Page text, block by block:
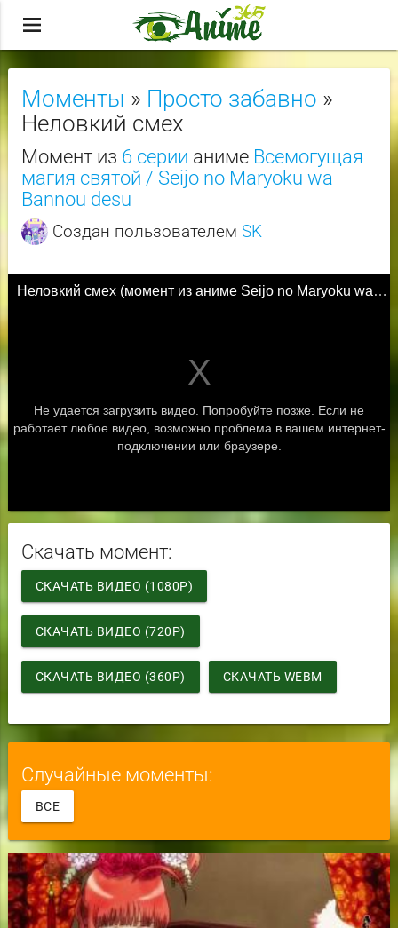
menu
Моменты » Просто забавно »
Неловкий смех
Момент из 6 серии аниме Всемогущая
магия святой / Seijo no Maryoku wa
Bannou desu
Создан пользователем SK
Скачать момент:
СКАЧАТЬ ВИДЕО (1080P)
СКАЧАТЬ ВИДЕО (720P)
СКАЧАТЬ ВИДЕО (360P) СКАЧАТЬ WEBM
Случайные моменты:
ВСЕ